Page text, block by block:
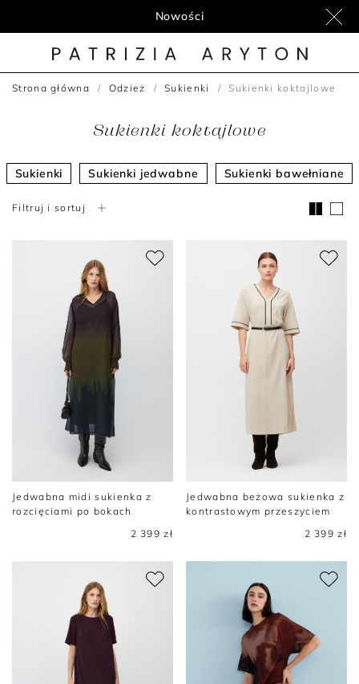
Nowości
Strona główna Odzież Sukienki Sukienki koktajlowe
Sukienki koktajlowe
Sukienki Sukienki jedwabne Sukienki bawełniane
Filtruj i sortuj
Jedwabna midi sukienka z
rozcięciami po bokach
2 399 zł
Jedwabna beżowa sukienka z
kontrastowym przeszyciem
2 399 zł